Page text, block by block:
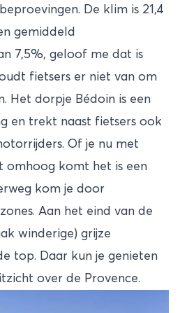
De klim is 21,4
gemiddeld
7,5%, geloof me dat is
fietsers er niet van om
Het dorpje Bédoin is een
en trekt naast fietsers ook
Of je nu met
komt het is een
kom je door
Aan het eind van de
winderige) grijze
top. Daar kun je genieten
over de Provence.